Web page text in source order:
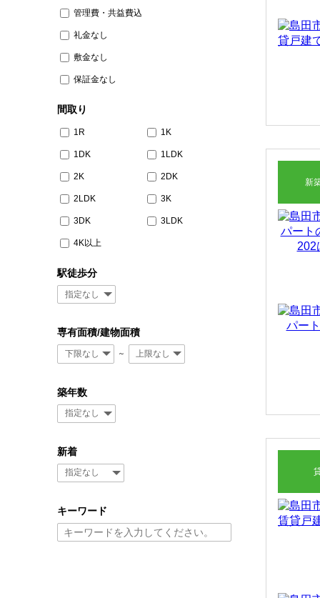
その他、こだわり条件で探す
管理費・共益費込
礼金なし
敷金なし
保証金なし
間取り
1R 1K
1DK 1LDK
2K 2DK
2LDK 3K
3DK 3LDK
4K以上
駅徒歩分
専有面積/建物面積
～
築年数
新着
キーワード
新